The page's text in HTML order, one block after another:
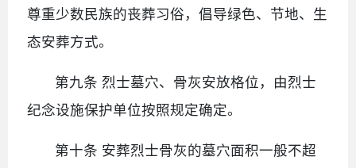
尊重少数民族的丧葬习俗，倡导绿色、节地、生
态安葬方式。
第九条 烈士墓穴、骨灰安放格位，由烈士
纪念设施保护单位按照规定确定。
第十条 安葬烈士骨灰的墓穴面积一般不超